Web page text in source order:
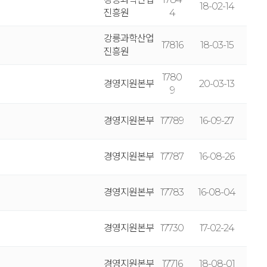
진흥원
4
18-02-14
강릉과학산업
진흥원
17816 18-03-15
경영지원본부
1780
9
20-03-13
경영지원본부 17789 16-09-27
경영지원본부 17787 16-08-26
경영지원본부 17783 16-08-04
경영지원본부 17730 17-02-24
경영지원본부 17716 18-08-01